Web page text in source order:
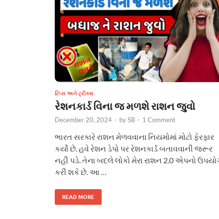
ટિપ્સ અને ટ્રીક્સ
રેશનકાર્ડ વિના જ મળશે રાશન જુવો
December 20, 2024 - bySB - 1 Comment
ભારત સરકારે રાશન મેળવવાના નિયમોમાં મોટો ફેરફાર
કર્યો છે. હવે રેશન ડેપો પર રેશનકાર્ડ બતાવવાની જરૂર
નહીં પડે. તેના બદલે લોકો મેરા રાશન 2.0 એપનો
કરી શકે છે. આ …
READ MORE